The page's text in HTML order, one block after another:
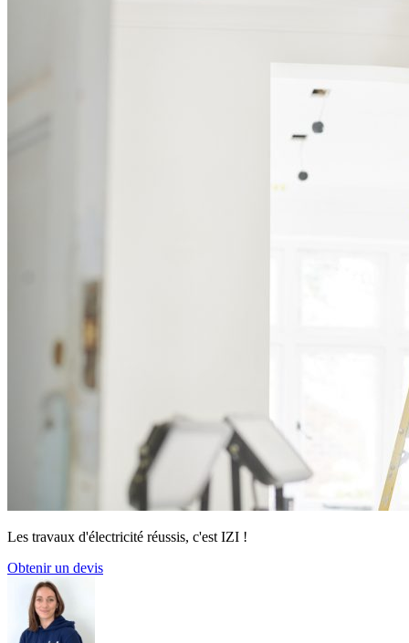
Les travaux d'électricité réussis, c'est IZI !
Obtenir un devis